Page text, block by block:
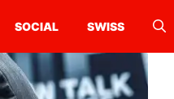
SOCIAL SWISS